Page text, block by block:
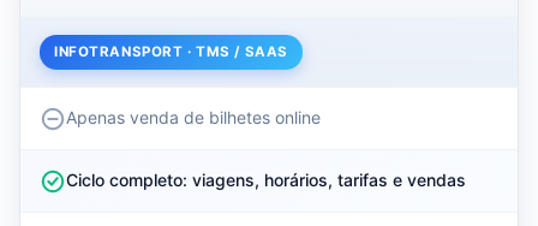
INFOTRANSPORT · TMS / SAAS
Apenas venda de bilhetes online
Ciclo completo: viagens, horários, tarifas e vendas